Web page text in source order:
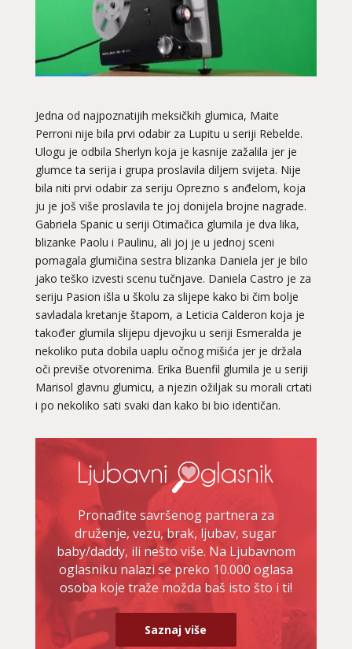
Jedna od najpoznatijih meksičkih glumica, Maite
Perroni nije bila prvi odabir za Lupitu u seriji Rebelde.
Ulogu je odbila Sherlyn koja je kasnije zažalila jer je
glumce ta serija i grupa proslavila diljem svijeta. Nije
bila niti prvi odabir za seriju Oprezno s anđelom, koja
ju je još više proslavila te joj donijela brojne nagrade.
Gabriela Spanic u seriji Otimačica glumila je dva lika,
blizanke Paolu i Paulinu, ali joj je u jednoj sceni
pomagala glumičina sestra blizanka Daniela jer je bilo
jako teško izvesti scenu tučnjave. Daniela Castro je za
seriju Pasion išla u školu za slijepe kako bi čim bolje
savladala kretanje štapom, a Leticia Calderon koja je
također glumila slijepu djevojku u seriji Esmeralda je
nekoliko puta dobila uaplu očnog mišića jer je držala
oči previše otvorenima. Erika Buenfil glumila je u seriji
Marisol glavnu glumicu, a njezin ožiljak su morali crtati
i po nekoliko sati svaki dan kako bi bio identičan.
Pronađite savršenog partnera za
druženje, vezu, brak, ljubav, sugar
baby/daddy, ili nešto više. Na Ljubavnom
oglasniku nalazi se preko 10.000 oglasa
osoba koje traže možda baš isto što i ti!
Saznaj više